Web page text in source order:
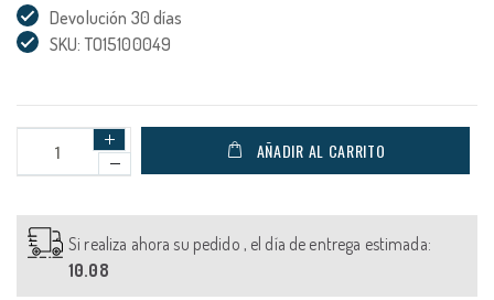
Devolución 30 días
SKU: TO15100049
AÑADIR AL CARRITO
Si realiza ahora su pedido , el día de entrega estimada:
10.08